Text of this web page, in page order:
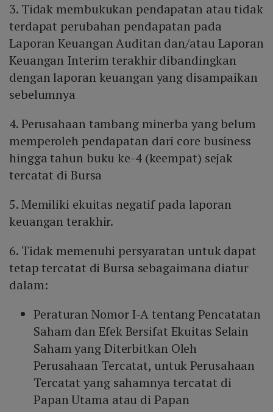
3. Tidak membukukan pendapatan atau tidak
terdapat perubahan pendapatan pada
Laporan Keuangan Auditan dan/atau Laporan
Keuangan Interim terakhir dibandingkan
dengan laporan keuangan yang disampaikan
sebelumnya
4. Perusahaan tambang minerba yang belum
memperoleh pendapatan dari core business
hingga tahun buku ke-4 (keempat) sejak
tercatat di Bursa
5. Memiliki ekuitas negatif pada laporan
keuangan terakhir.
6. Tidak memenuhi persyaratan untuk dapat
tetap tercatat di Bursa sebagaimana diatur
dalam:
Peraturan Nomor I-A tentang Pencatatan
Saham dan Efek Bersifat Ekuitas Selain
Saham yang Diterbitkan Oleh
Perusahaan Tercatat, untuk Perusahaan
Tercatat yang sahamnya tercatat di
Papan Utama atau di Papan